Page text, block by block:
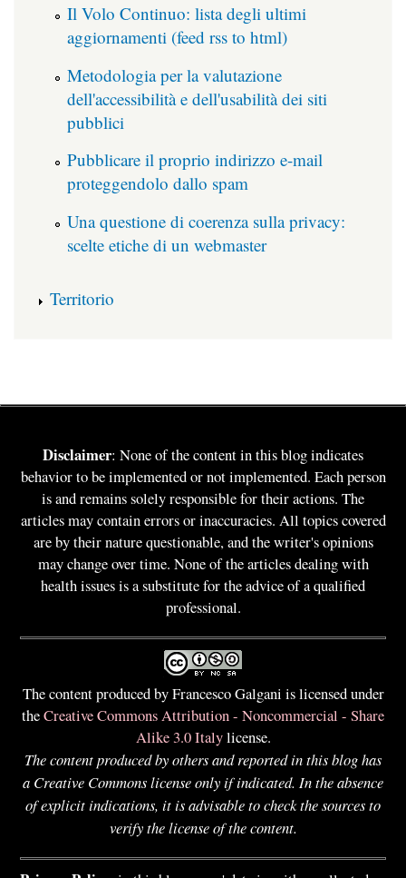
Il Volo Continuo: lista degli ultimi
aggiornamenti (feed rss to html)
Metodologia per la valutazione
dell'accessibilità e dell'usabilità dei siti
pubblici
Pubblicare il proprio indirizzo e-mail
proteggendolo dallo spam
Una questione di coerenza sulla privacy:
scelte etiche di un webmaster
Territorio
Disclaimer: None of the content in this blog indicates
behavior to be implemented or not implemented. Each person
is and remains solely responsible for their actions. The
articles may contain errors or inaccuracies. All topics covered
are by their nature questionable, and the writer's opinions
may change over time. None of the articles dealing with
health issues is a substitute for the advice of a qualified
professional.
The content produced by Francesco Galgani is licensed under
theCreative Commons Attribution - Noncommercial - Share
Alike 3.0 Italylicense.
The content produced by others and reported in this blog has
a Creative Commons license only if indicated. In the absence
of explicit indications, it is advisable to check the sources to
verify the license of the content.